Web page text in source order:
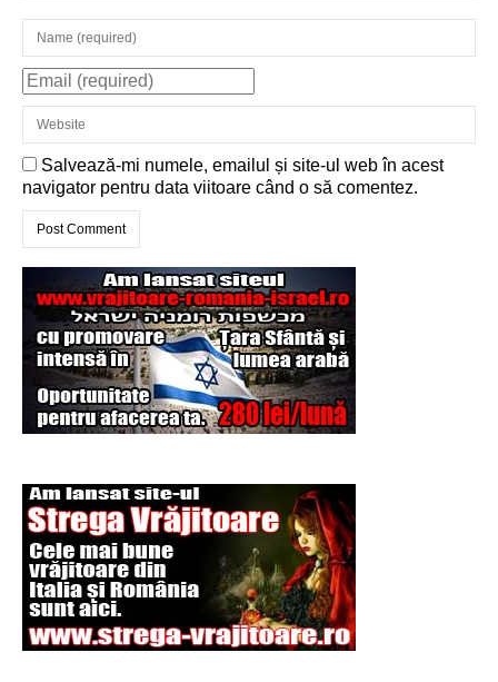
Salvează-mi numele, emailul și site-ul web în acest
navigator pentru data viitoare când o să comentez.